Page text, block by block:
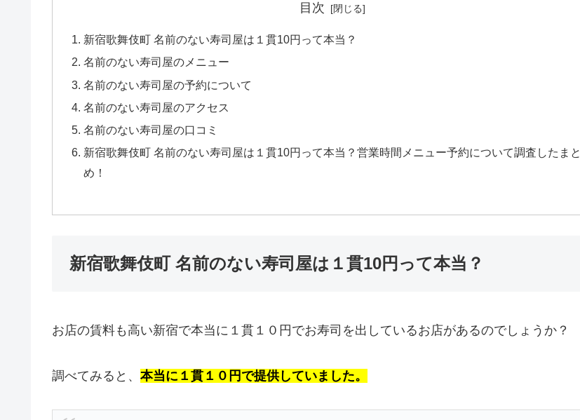
目次
新宿歌舞伎町 名前のない寿司屋は１貫10円って本当？
名前のない寿司屋のメニュー
名前のない寿司屋の予約について
名前のない寿司屋のアクセス
名前のない寿司屋の口コミ
新宿歌舞伎町 名前のない寿司屋は１貫10円って本当？営業時間メニュー予約について調査したまと
め！
新宿歌舞伎町 名前のない寿司屋は１貫10円って本当？
お店の賃料も高い新宿で本当に１貫１０円でお寿司を出しているお店があるのでしょうか？
調べてみると、 本当に１貫１０円で提供していました。